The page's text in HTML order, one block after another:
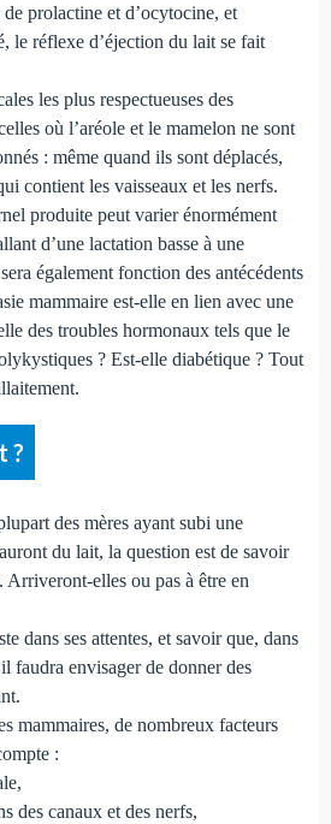
prolactine et d’ocytocine, et
le réflexe d’éjection du lait se fait
les plus respectueuses des
où l’aréole et le mamelon ne sont
: même quand ils sont déplacés,
contient les vaisseaux et les nerfs.
produite peut varier énormément
d’une lactation basse à une
également fonction des antécédents
mammaire est-elle en lien avec une
des troubles hormonaux tels que le
? Est-elle diabétique ? Tout
?
des mères ayant subi une
du lait, la question est de savoir
Arriveront-elles ou pas à être en
dans ses attentes, et savoir que, dans
faudra envisager de donner des
mammaires, de nombreux facteurs
:
des canaux et des nerfs,